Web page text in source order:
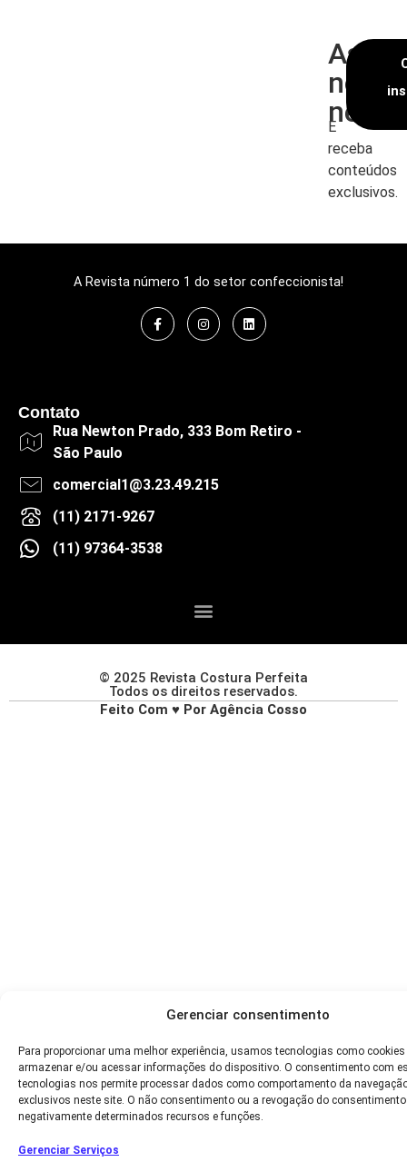
Gerenciar consentimento
Para proporcionar uma melhor experiência, usamos tecnologias como cookies
armazenar e/ou acessar informações do dispositivo. O consentimento com
tecnologias nos permite processar dados como comportamento da
exclusivos neste site. O não consentimento ou a revogação do
negativamente determinados recursos e funções.
Gerenciar Serviços
nossa
E
receba
conteúdos
exclusivos.
A Revista número 1 do setor confeccionista!
Contato
Rua Newton Prado, 333 Bom Retiro -
São Paulo
comercial1@3.23.49.215
(11) 2171-9267
(11) 97364-3538
© 2025 Revista Costura Perfeita
Todos os direitos reservados.
Feito Com ♥ Por Agência Cosso